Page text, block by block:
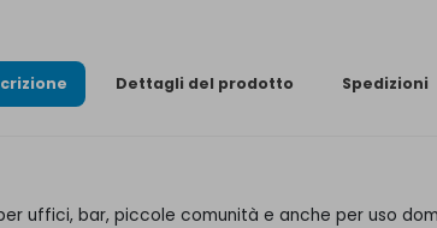
Dettagli del prodotto Spedizioni
uffici, bar, piccole comunità e anche per uso